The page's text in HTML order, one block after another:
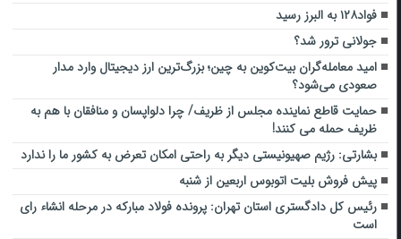
فواد۱۲۸ به البرز رسید
جولانی ترور شد؟
امید معامله‌گران بیت‌کوین به چین؛ بزرگ‌ترین ارز دیجیتال وارد مدار
صعودی می‌شود؟
حمایت قاطع نماینده مجلس از ظریف/ چرا دلواپسان و منافقان با هم به
ظریف حمله می کنند!
بشارتی: رژیم صهیونیستی دیگر به راحتی امکان تعرض به کشور ما را ندارد
پیش فروش بلیت اتوبوس اربعین از شنبه
رئیس کل دادگستری استان تهران: پرونده فولاد مبارکه در مرحله انشاء رای
است